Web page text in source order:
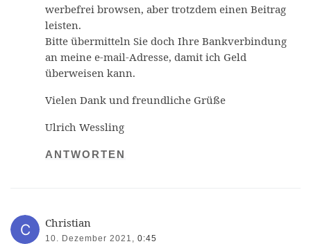
werbefrei browsen, aber trotzdem einen Beitrag
leisten.
Bitte übermitteln Sie doch Ihre Bankverbindung
an meine e-mail-Adresse, damit ich Geld
überweisen kann.
Vielen Dank und freundliche Grüße
Ulrich Wessling
ANTWORTEN
Christian
10. Dezember 2021, 0:45